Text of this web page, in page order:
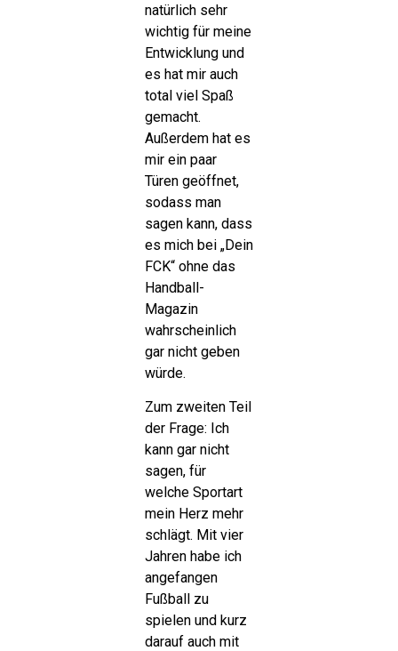
natürlich sehr
wichtig für meine
Entwicklung und
es hat mir auch
total viel Spaß
gemacht.
Außerdem hat es
mir ein paar
Türen geöffnet,
sodass man
sagen kann, dass
es mich bei „Dein
FCK“ ohne das
Handball-
Magazin
wahrscheinlich
gar nicht geben
würde.
Zum zweiten Teil
der Frage: Ich
kann gar nicht
sagen, für
welche Sportart
mein Herz mehr
schlägt. Mit vier
Jahren habe ich
angefangen
Fußball zu
spielen und kurz
darauf auch mit